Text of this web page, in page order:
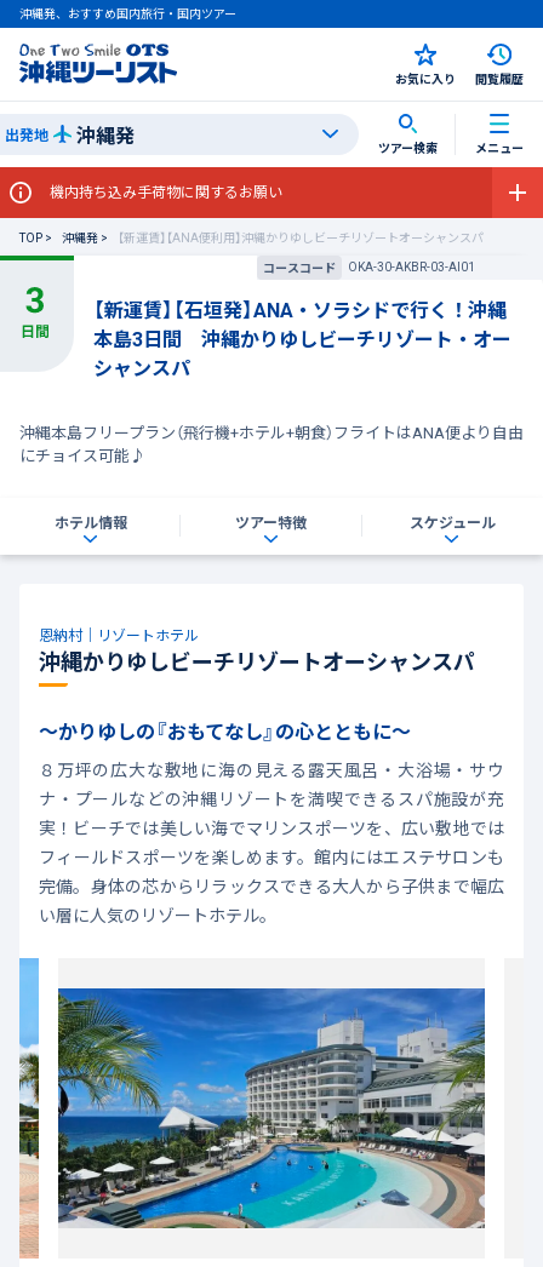
沖縄発、おすすめ国内旅行・国内ツアー
お気に入り 閲覧履歴
出発地 沖縄発 ツアー検索 メニュー
機内持ち込み手荷物に関するお願い
TOP 沖縄発
【新運賃】【ANA便利用】沖縄かりゆしビーチリゾートオーシャンスパ
コースコード
OKA-30-AKBR-03-AI01
【新運賃】【石垣発】ANA・ソラシドで行く！沖縄
本島3日間 沖縄かりゆしビーチリゾート・オー
シャンスパ
沖縄本島フリープラン（飛行機+ホテル+朝食）フライトはANA便より自由
にチョイス可能♪
ホテル情報 ツアー特徴 スケジュール
恩納村｜リゾートホテル
沖縄かりゆしビーチリゾートオーシャンスパ
～かりゆしの『おもてなし』の心とともに～
８万坪の広大な敷地に海の見える露天風呂・大浴場・サウ
ナ・プールなどの沖縄リゾートを満喫できるスパ施設が充
実！ビーチでは美しい海でマリンスポーツを、広い敷地では
フィールドスポーツを楽しめます。館内にはエステサロンも
完備。身体の芯からリラックスできる大人から子供まで幅広
い層に人気のリゾートホテル。